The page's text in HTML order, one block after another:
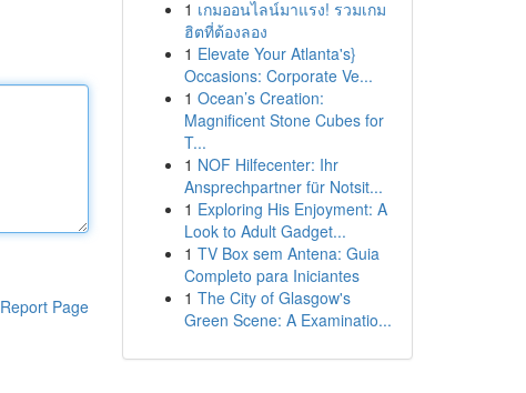
Report Page
1 เกมออนไลน์มาแรง! รวมเกม
ฮิตที่ต้องลอง
1 Elevate Your Atlanta's}
Occasions: Corporate Ve...
1 Ocean’s Creation:
Magnificent Stone Cubes for
T...
1 NOF Hilfecenter: Ihr
Ansprechpartner für Notsit...
1 Exploring His Enjoyment: A
Look to Adult Gadget...
1 TV Box sem Antena: Guia
Completo para Iniciantes
1 The City of Glasgow's
Green Scene: A Examinatio...